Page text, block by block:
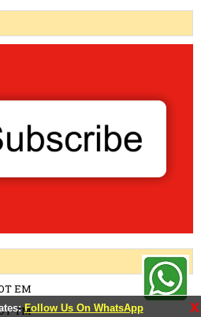
Follow Us On WhatsApp X
EM
TM